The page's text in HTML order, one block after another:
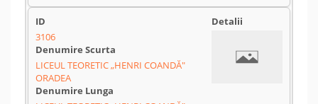
3106
LICEUL TEORETIC „HENRI COANDĂ"
ORADEA